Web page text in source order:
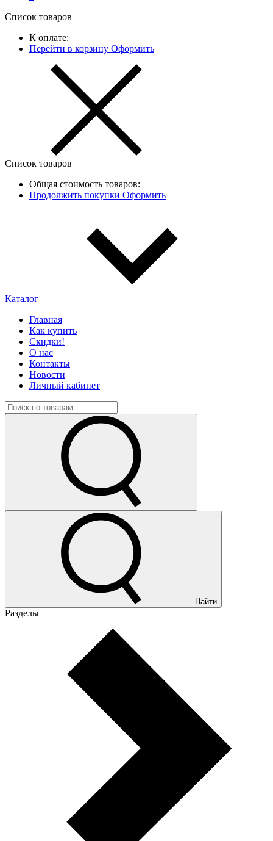
Список товаров
К оплате:
Перейти в корзину Оформить
Список товаров
Общая стоимость товаров:
Продолжить покупки Оформить
Каталог
Главная
Как купить
Скидки!
О нас
Контакты
Новости
Личный кабинет
Найти
Разделы